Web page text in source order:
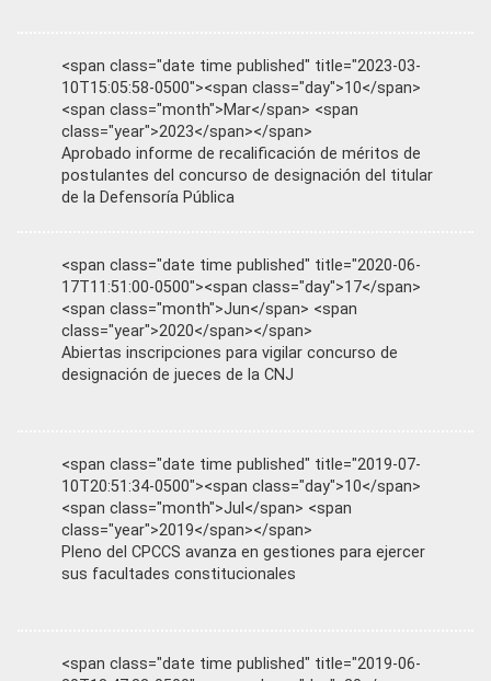
<span class="date time published" title="2023-03-
10T15:05:58-0500"><span class="day">10</span>
<span class="month">Mar</span> <span
class="year">2023</span></span>
Aprobado informe de recalificación de méritos de
postulantes del concurso de designación del titular
de la Defensoría Pública
<span class="date time published" title="2020-06-
17T11:51:00-0500"><span class="day">17</span>
<span class="month">Jun</span> <span
class="year">2020</span></span>
Abiertas inscripciones para vigilar concurso de
designación de jueces de la CNJ
<span class="date time published" title="2019-07-
10T20:51:34-0500"><span class="day">10</span>
<span class="month">Jul</span> <span
class="year">2019</span></span>
Pleno del CPCCS avanza en gestiones para ejercer
sus facultades constitucionales
<span class="date time published" title="2019-06-